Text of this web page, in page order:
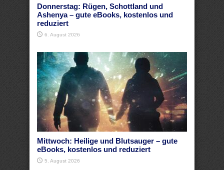
Donnerstag: Rügen, Schottland und
Ashenya – gute eBooks, kostenlos und
reduziert
6. August 2026
Mittwoch: Heilige und Blutsauger – gute
eBooks, kostenlos und reduziert
5. August 2026